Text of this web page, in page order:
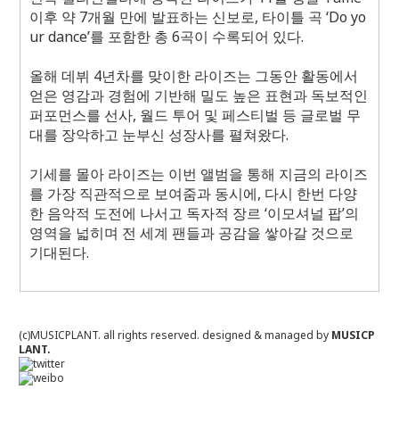
이후 약7개월 만에 발표하는 신보로, 타이틀 곡 ‘Do yo
ur dance’를 포함한 총 6곡이 수록되어 있다.
올해 데뷔 4년차를 맞이한 라이즈는 그동안 활동에서
얻은 영감과 경험에 기반해 밀도 높은 표현과 독보적인
퍼포먼스를 선사, 월드 투어 및 페스티벌 등 글로벌 무
대를 장악하고 눈부신 성장사를 펼쳐왔다.
기세를 몰아 라이즈는 이번 앨범을 통해 지금의 라이즈
를 가장 직관적으로 보여줌과 동시에, 다시 한번 다양
한 음악적 도전에 나서고 독자적 장르 ‘이모셔널 팝’의
영역을 넓히며 전 세계 팬들과 공감을 쌓아갈 것으로
기대된다.
(c)MUSICPLANT. all rights reserved. designed & managed by MUSICP
LANT.